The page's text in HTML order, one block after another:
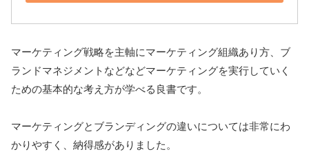
マーケティング戦略を主軸にマーケティング組織あり方、ブ
ランドマネジメントなどなどマーケティングを実行していく
ための基本的な考え方が学べる良書です。
マーケティングとブランディングの違いについては非常にわ
かりやすく、納得感がありました。